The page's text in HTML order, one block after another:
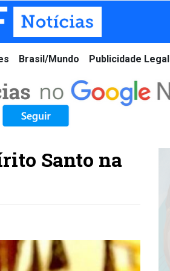
Brasil/Mundo Publicidade Legal
Santo na